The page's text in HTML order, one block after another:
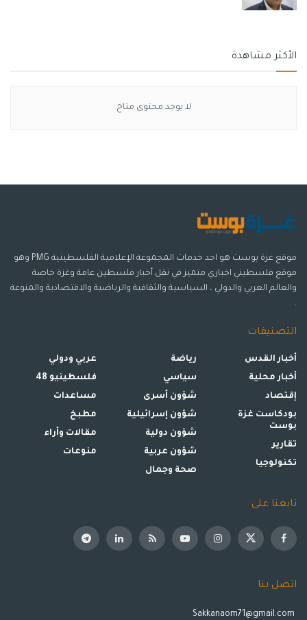
الأكثر مشاهدة
لا يوجد محتوى متاح
موقع غزة بوست هو احد خدمات المجموعة الإعلامية الفلسطينية PMG وهو
موقع فلسطيني اخباري متميز في نقل أخبار فلسطين عامة وغزة خاصة
والعالم العربي والدولي ، السياسية والثقافية والرياضية والاقتصادية والمنوعة
.
التصنيفات
أخبار القدس
أخبار محلية
إقتصاد
بودكاست غزة
بوست
تقارير
تكنولوجيا
رياضة
سياسي
شؤون أسرى
شؤون إسرائيلية
شؤون دولية
شؤون عربية
صحة وجمال
عربي ودولي
فلسطينيو 48
مساعدات
مطبخ
مقالات وأراء
منوعات
تابعنا على
اتصل بنا
Sakkanaom71@gmail.com